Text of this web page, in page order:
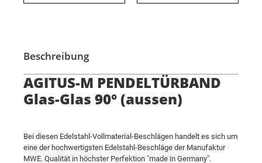
Beschreibung
AGITUS-M PENDELTÜRBAND
Glas-Glas 90° (aussen)
Bei diesen Edelstahl-Vollmaterial-Beschlägen handelt es sich um
eine der hochwertigsten Edelstahl-Beschläge der Manufaktur
MWE. Qualität in höchster Perfektion "made in Germany".